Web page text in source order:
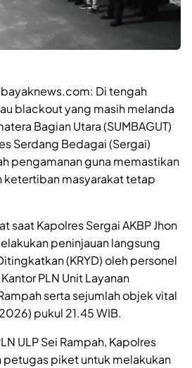
Di tengah
blackout yang masih melanda
Bagian Utara (SUMBAGUT)
Serdang Bedagai (Sergai)
pengamanan guna memastikan
ketertiban masyarakat tetap
saat Kapolres Sergai AKBP Jhon
peninjauan langsung
(KRYD) oleh personel
PLN Unit Layanan
serta sejumlah objek vital
pukul 21.45 WIB.
ULP Sei Rampah, Kapolres
petugas piket untuk melakukan